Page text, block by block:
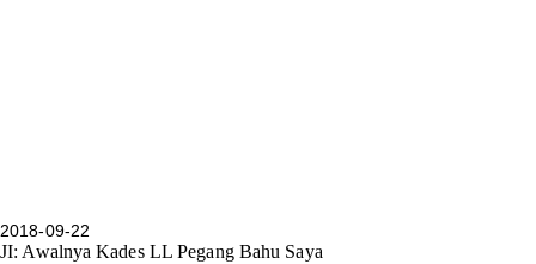
2018-09-22
JI: Awalnya Kades LL Pegang Bahu Saya